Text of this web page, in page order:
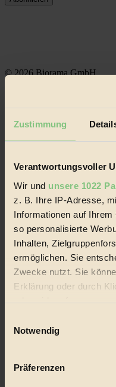
Zustimmung
Verantwortungsvoller
Wir und unsere 1022
z. B. Ihre IP-Adresse,
Informationen auf
so personalisierte
Inhalten,
ermöglichen. Sie
Zwecke nutzt. Sie
Erklärung oder durch
oder widerrufen
Wenn Sie es erlauben,
Ihr Gerät durch
Notwendig
Präferenzen
© 2026 Biorama GmbH
Handels mit Bioprodukten,
Social Media
22.601 Fans auf Facebook
3.415 Follower auf Twitter
Folge uns auf Instagram
Themen
Bio
Vegan